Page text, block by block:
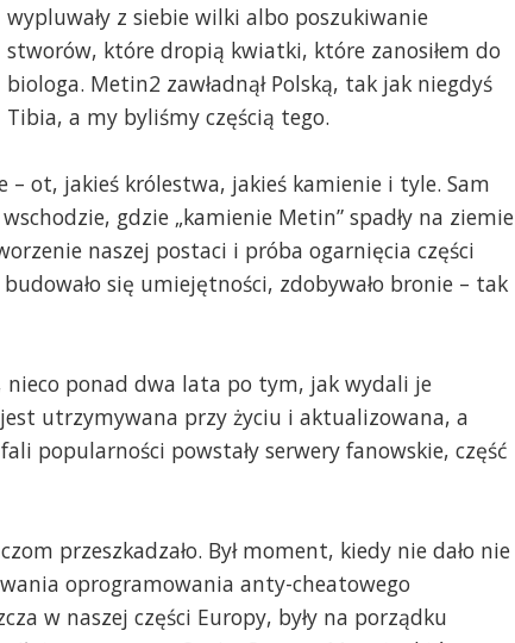
wypluwały z siebie wilki albo poszukiwanie
stworów, które dropią kwiatki, które zanosiłem do
biologa. Metin2 zawładnął Polską, tak jak niegdyś
Tibia, a my byliśmy częścią tego.
– ot, jakieś królestwa, jakieś kamienie i tyle. Sam
gdzie „kamienie Metin” spadły na ziemie
naszej postaci i próba ogarnięcia części
się umiejętności, zdobywało bronie – tak
nieco ponad dwa lata po tym, jak wydali je
utrzymywana przy życiu i aktualizowana, a
popularności powstały serwery fanowskie, część
przeszkadzało. Był moment, kiedy nie dało nie
oprogramowania anty-cheatowego
w naszej części Europy, były na porządku